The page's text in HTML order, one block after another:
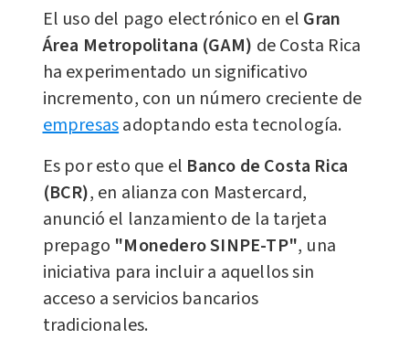
El uso del pago electrónico en el Gran
Área Metropolitana (GAM) de Costa Rica
ha experimentado un significativo
incremento, con un número creciente de
empresasadoptando esta tecnología.
Es por esto que el Banco de Costa Rica
(BCR), en alianza con Mastercard,
anunció el lanzamiento de la tarjeta
prepago "Monedero SINPE-TP", una
iniciativa para incluir a aquellos sin
acceso a servicios bancarios
tradicionales.